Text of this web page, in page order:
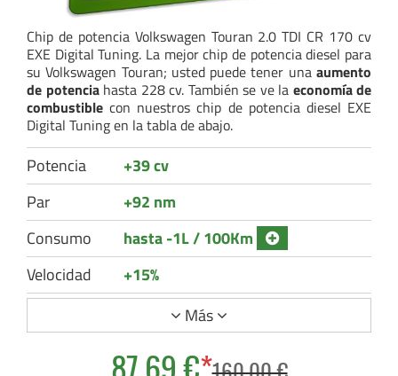
Chip de potencia Volkswagen Touran 2.0 TDI CR 170 cv
EXE Digital Tuning. La mejor chip de potencia diesel para
su Volkswagen Touran; usted puede tener una aumento
de potenciahasta 228 cv. También se ve la economía de
combustiblecon nuestros chip de potencia diesel EXE
Digital Tuning en la tabla de abajo.
Potencia
+39 cv
Par
+92 nm
Consumo
hasta -1L / 100Km
Velocidad
+15%
Más
87,69 €*